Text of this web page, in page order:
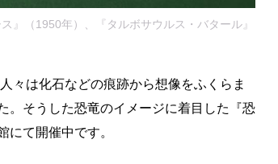
』（1950年）、『タルボサウルス・バタール』
々は化石などの痕跡から想像をふくらま
。そうした恐竜のイメージに着目した『恐
て開催中です。